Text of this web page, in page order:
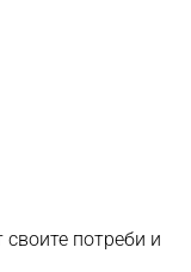
потреби и